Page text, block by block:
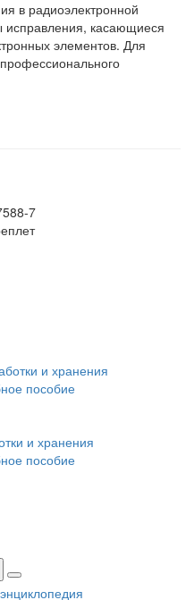
в радиоэлектронной
исправления, касающиеся
элементов. Для
7
и хранения
пособие